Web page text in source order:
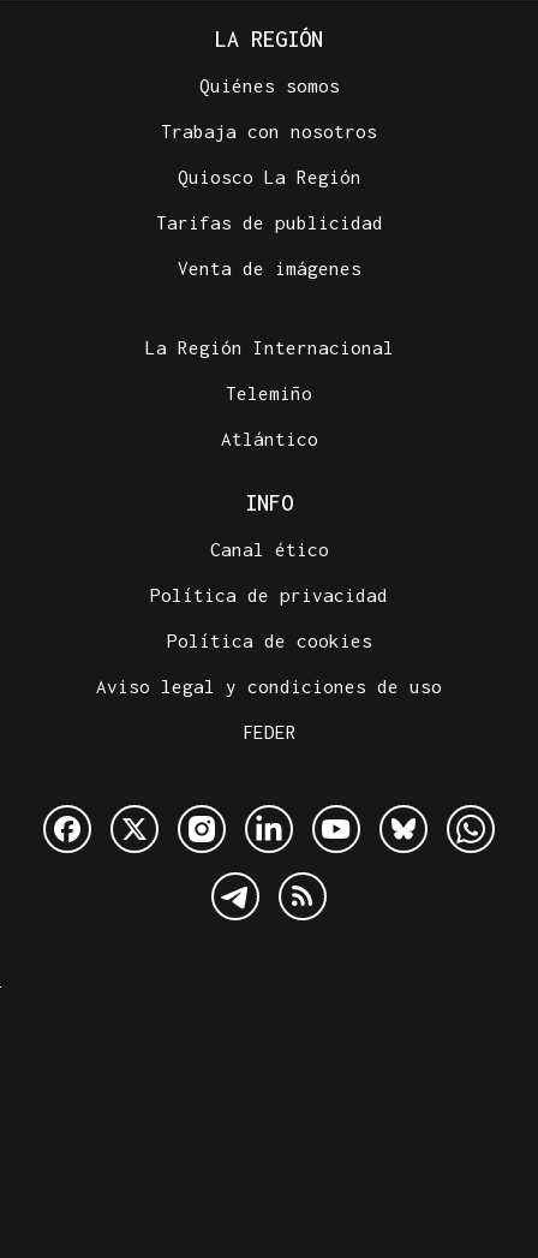
LA REGIÓN
Quiénes somos
Trabaja con nosotros
Quiosco La Región
Tarifas de publicidad
Venta de imágenes
La Región Internacional
Telemiño
Atlántico
INFO
Canal ético
Política de privacidad
Política de cookies
Aviso legal y condiciones de uso
FEDER